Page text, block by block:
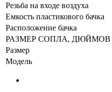
Резьба на входе воздуха
Емкость пластикового бачка
Расположение бачка
РАЗМЕР СОПЛА, ДЮЙМОВ
Размер
Модель